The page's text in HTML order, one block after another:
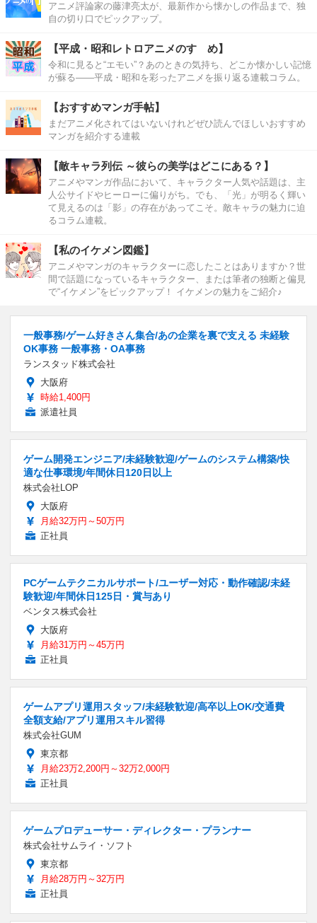
アニメ評論家の藤津亮太が、最新作から懐かしの作品まで、独
自の切り口でピックアップ。
【平成・昭和レトロアニメのすゝめ】
令和に見ると“エモい”？あのときの気持ち、どこか懐かしい記憶
が蘇る――平成・昭和を彩ったアニメを振り返る連載コラム。
【おすすめマンガ手帖】
まだアニメ化されてはいないけれどぜひ読んでほしいおすすめ
マンガを紹介する連載
【敵キャラ列伝 ～彼らの美学はどこにある？】
アニメやマンガ作品において、キャラクター人気や話題は、主
人公サイドやヒーローに偏りがち。でも、「光」が明るく輝い
て見えるのは「影」の存在があってこそ。敵キャラの魅力に迫
るコラム連載。
【私のイケメン図鑑】
アニメやマンガのキャラクターに恋したことはありますか？世
間で話題になっているキャラクター、または筆者の独断と偏見
で“イケメン”をピックアップ！ イケメンの魅力をご紹介♪
一般事務/ゲーム好きさん集合/あの企業を裏で支える 未経験
OK事務 一般事務・OA事務
ランスタッド株式会社
大阪府
時給1,400円
派遣社員
ゲーム開発エンジニア/未経験歓迎/ゲームのシステム構築/快
適な仕事環境/年間休日120日以上
株式会社LOP
大阪府
月給32万円～50万円
正社員
PCゲームテクニカルサポート/ユーザー対応・動作確認/未経
験歓迎/年間休日125日・賞与あり
ベンタス株式会社
大阪府
月給31万円～45万円
正社員
ゲームアプリ運用スタッフ/未経験歓迎/高卒以上OK/交通費
全額支給/アプリ運用スキル習得
株式会社GUM
東京都
月給23万2,200円～32万2,000円
正社員
ゲームプロデューサー・ディレクター・プランナー
株式会社サムライ・ソフト
東京都
月給28万円～32万円
正社員